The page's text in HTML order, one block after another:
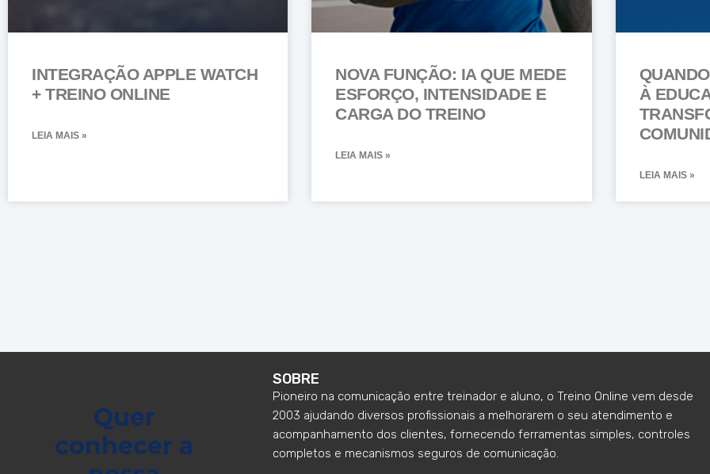
INTEGRAÇÃO APPLE WATCH
+ TREINO ONLINE
LEIA MAIS »
NOVA FUNÇÃO: IA QUE MEDE
ESFORÇO, INTENSIDADE E
CARGA DO TREINO
LEIA MAIS »
À
LEIA MAIS »
Quer
conhecer a
SOBRE
Pioneiro na comunicação entre treinador e aluno, o Treino Online vem desde
2003 ajudando diversos profissionais a melhorarem o seu atendimento e
acompanhamento dos clientes, fornecendo ferramentas simples, controles
completos e mecanismos seguros de comunicação.